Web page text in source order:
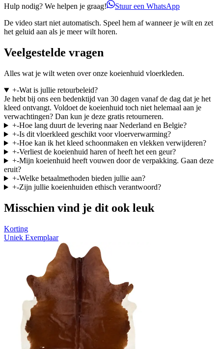
Hulp nodig? We helpen je graag!
Stuur een WhatsApp
De video start niet automatisch. Speel hem af wanneer je wilt en zet
het geluid aan als je meer wilt horen.
Veelgestelde vragen
Alles wat je wilt weten over onze koeienhuid vloerkleden.
+-Wat is jullie retourbeleid?
Je hebt bij ons een bedenktijd van 30 dagen vanaf de dag dat je het
kleed ontvangt. Voldoet de koeienhuid toch niet helemaal aan je
verwachtingen? Dan kun je deze gratis retourneren.
+-Hoe lang duurt de levering naar Nederland en Belgie?
+-Is dit vloerkleed geschikt voor vloerverwarming?
+-Hoe kan ik het kleed schoonmaken en vlekken verwijderen?
+-Verliest de koeienhuid haren of heeft het een geur?
+-Mijn koeienhuid heeft vouwen door de verpakking. Gaan deze
eruit?
+-Welke betaalmethoden bieden jullie aan?
+-Zijn jullie koeienhuiden ethisch verantwoord?
Misschien vind je dit ook leuk
Korting
Uniek Exemplaar